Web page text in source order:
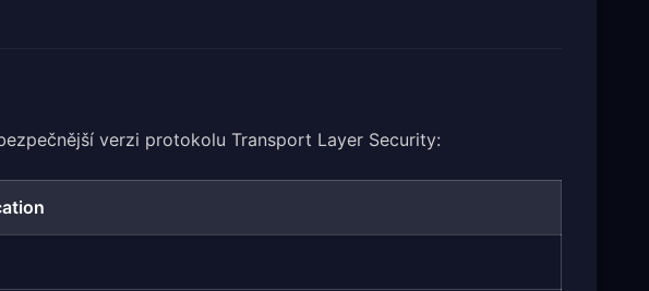
verzi protokolu Transport Layer Security: